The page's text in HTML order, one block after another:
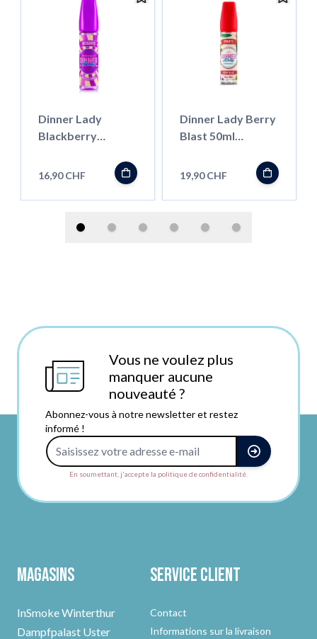
Dinner Lady
Blackberry
''ShortFill''
16,90 CHF
Dinner Lady Berry
Blast 50ml
19,90 CHF
Vous ne voulez plus
manquer aucune
nouveauté ?
Abonnez-vous à notre newsletter et restez
informé !
En soumettant, j'accepte la politique de confidentialité.
Magasins
InSmoke Winterthur
Dampfpalast Uster
Service client
Contact
Informations sur la livraison